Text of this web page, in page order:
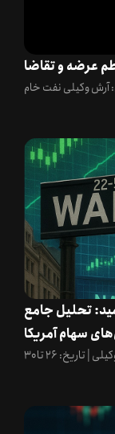
عرضه و تقاضا
تحلیل جامع